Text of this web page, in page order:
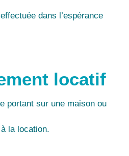
dans l’espérance
locatif
portant sur une maison ou
la location.